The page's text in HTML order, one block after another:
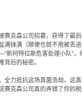
赛克森公司招募，获得了最
钵满（顺便也就不用被丢
新阿特拉斯危害处理小队”，
背后的秘密。
全力抵抗这场真菌浩劫。这
赛克森公司真的弄错了你的